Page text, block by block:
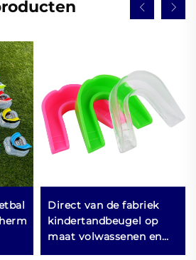
Direct van de fabriek
kindertandbeugel op
maat volwassenen en
jongeren